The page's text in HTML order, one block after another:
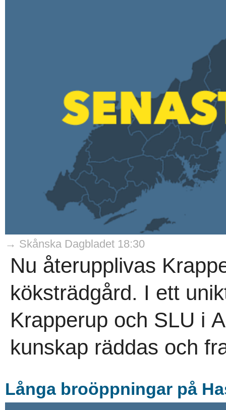
→ Skånska Dagbladet 18:30
Nu återupplivas
köksträdgård. I ett
Krapperup och SLU i
kunskap räddas och
Långa broöppningar på